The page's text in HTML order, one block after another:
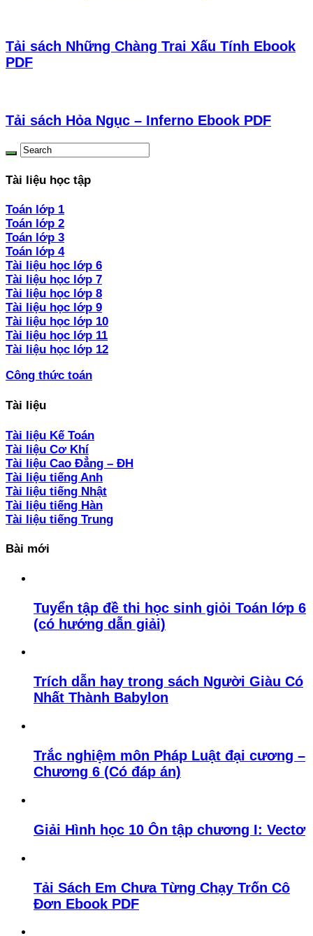
Tải sách Những Chàng Trai Xấu Tính Ebook
PDF
Tải sách Hỏa Ngục – Inferno Ebook PDF
Tài liệu học tập
Toán lớp 1
Toán lớp 2
Toán lớp 3
Toán lớp 4
Tài liệu học lớp 6
Tài liệu học lớp 7
Tài liệu học lớp 8
Tài liệu học lớp 9
Tài liệu học lớp 10
Tài liệu học lớp 11
Tài liệu học lớp 12
Công thức toán
Tài liệu
Tài liệu Kế Toán
Tài liệu Cơ Khí
Tài liệu Cao Đẳng – ĐH
Tài liệu tiếng Anh
Tài liệu tiếng Nhật
Tài liệu tiếng Hàn
Tài liệu tiếng Trung
Bài mới
Tuyển tập đề thi học sinh giỏi Toán lớp 6
(có hướng dẫn giải)
Trích dẫn hay trong sách Người Giàu Có
Nhất Thành Babylon
Trắc nghiệm môn Pháp Luật đại cương –
Chương 6 (Có đáp án)
Giải Hình học 10 Ôn tập chương I: Vectơ
Tải Sách Em Chưa Từng Chạy Trốn Cô
Đơn Ebook PDF